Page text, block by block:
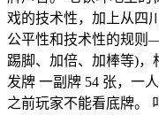
戏的技术性，加上从四
公平性和技术性的规则
踢脚、加倍、加棒等)
发牌 一副牌 54 张，一
之前玩家不能看底牌。